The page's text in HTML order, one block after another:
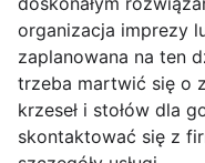
organizacja imprezy
zaplanowana na ten
trzeba martwić się o
krzeseł i stołów dla
skontaktować się z